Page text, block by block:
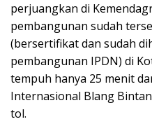
perjuangkan di
pembangunan sudah
(bersertifikat dan sudah
pembangunan IPDN) di
tempuh hanya 25 menit
Internasional Blang
tol.